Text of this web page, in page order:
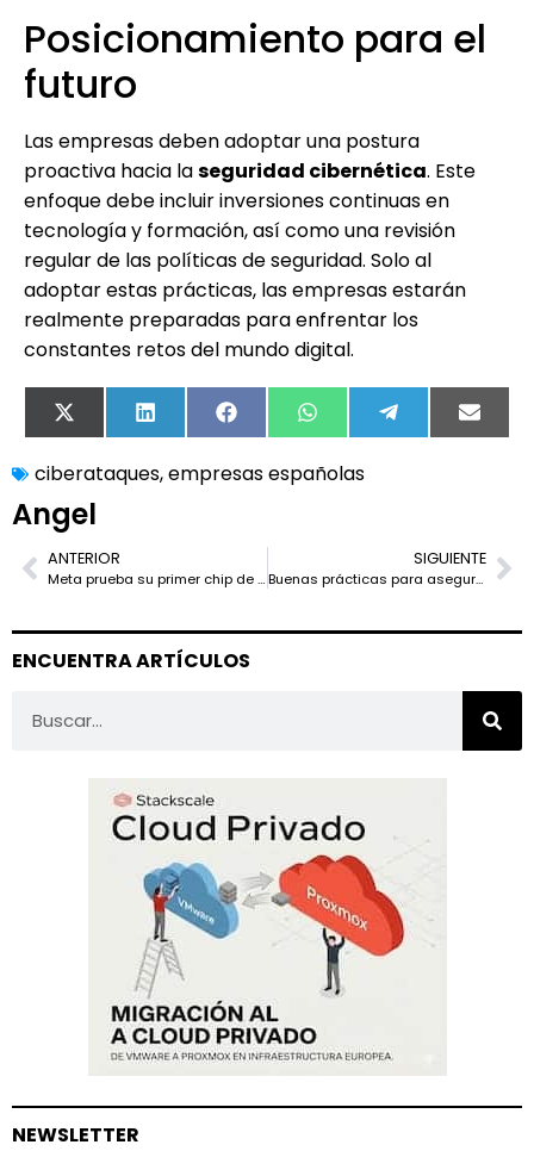
Posicionamiento para el
futuro
Las empresas deben adoptar una postura
proactiva hacia laseguridad cibernética. Este
enfoque debe incluir inversiones continuas en
tecnología y formación, así como una revisión
regular de las políticas de seguridad. Solo al
adoptar estas prácticas, las empresas estarán
realmente preparadas para enfrentar los
constantes retos del mundo digital.
X
(Twitter)
LinkedIn FacebookWhatsApp TelegramEmail
ciberataques,empresas españolas
Angel
ANTERIOR
Meta prueba su primer chip de IA basado en RISC-V para entrenamiento de modelos
SIGUIENTE
Buenas prácticas para asegurar aplicaciones web en PHP en 2025
ENCUENTRA ARTÍCULOS
NEWSLETTER